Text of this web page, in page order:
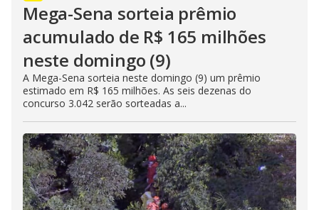
Mega-Sena sorteia prêmio
acumulado de R$ 165 milhões
neste domingo (9)
A Mega-Sena sorteia neste domingo (9) um prêmio
estimado em R$ 165 milhões. As seis dezenas do
concurso 3.042 serão sorteadas a...